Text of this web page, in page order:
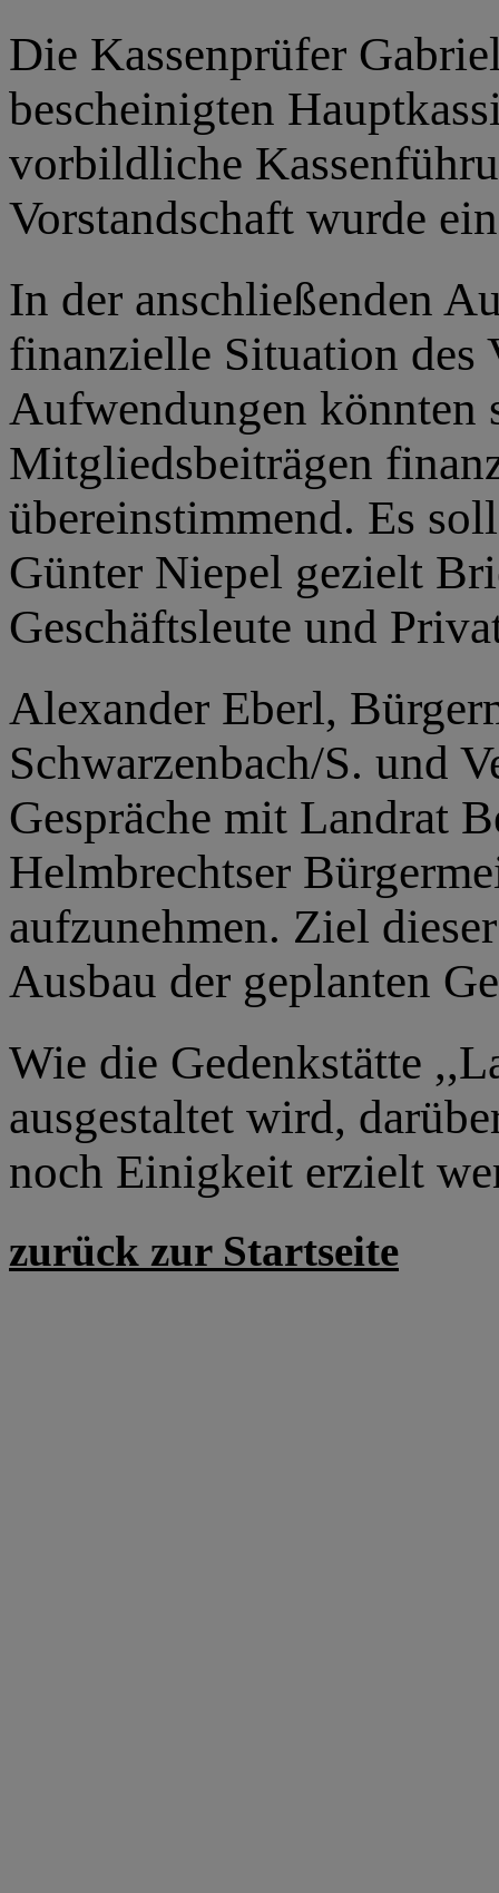
Die Kassenprüfer
bescheinigten
vorbildliche
Vorstandschaft wurde
In der anschließenden
finanzielle Situation des
Aufwendungen
Mitgliedsbeiträgen
übereinstimmend. Es
Günter Niepel gezielt
Geschäftsleute und
Alexander Eberl,
Schwarzenbach/S. und
Gespräche mit Landrat
Helmbrechtser
aufzunehmen. Ziel
Ausbau der geplanten
Wie die Gedenkstätte
ausgestaltet wird,
noch Einigkeit erzielt
zurück zur Startseite